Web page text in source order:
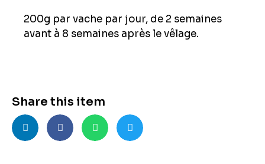
200g par vache par jour, de 2 semaines
avant à 8 semaines après le vêlage.
Share this item